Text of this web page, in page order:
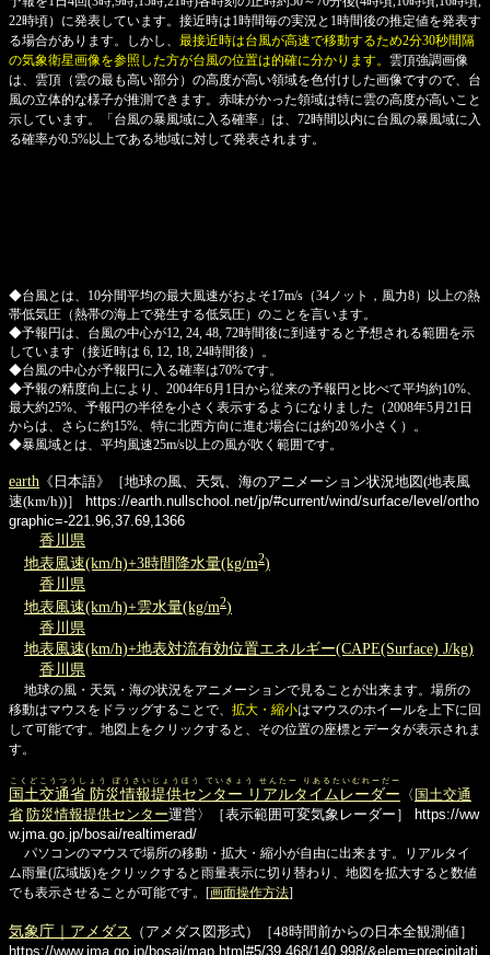
22時頃）に発表しています。接近時は1時間毎の実況と1時間後の推定値を発表す
る場合があります。しかし、 最接近時は台風が高速で移動するため2分30秒間隔
の気象衛星画像を参照した方が台風の位置は的確に分かります。 雲頂強調画像
は、雲頂（雲の最も高い部分）の高度が高い領域を色付けした画像ですので、台
風の立体的な様子が推測できます。赤味がかった領域は特に雲の高度が高いこと
示しています。「台風の暴風域に入る確率」は、72時間以内に台風の暴風域に入
る確率が0.5%以上である地域に対して発表されます。
◆台風とは、10分間平均の最大風速がおよそ17m/s（34ノット，風力8）以上の熱
帯低気圧（熱帯の海上で発生する低気圧）のことを言います。
◆予報円は、台風の中心が12, 24, 48, 72時間後に到達すると予想される範囲を示
しています（接近時は 6, 12, 18, 24時間後）。
◆台風の中心が予報円に入る確率は70%です。
◆予報の精度向上により、2004年6月1日から従来の予報円と比べて平均約10%、
最大約25%、予報円の半径を小さく表示するようになりました（2008年5月21日
からは、さらに約15%、特に北西方向に進む場合には約20％小さく）。
◆暴風域とは、平均風速25m/s以上の風が吹く範囲です。
earth 《日本語》［地球の風、天気、海のアニメーション状況地図(地表風
速(km/h))］
https://earth.nullschool.net/jp/#current/wind/surface/level/ortho
graphic=-221.96,37.69,1366
香川県
地表風速(km/h)+3時間降水量(kg/m2)
香川県
地表風速(km/h)+雲水量(kg/m2)
香川県
地表風速(km/h)+地表対流有効位置エネルギー(CAPE(Surface) J/kg)
香川県
地球の風・天気・海の状況をアニメーションで見ることが出来ます。場所の
移動はマウスをドラッグすることで、 拡大・縮小はマウスのホイールを上下に回
して可能です。地図上をクリックすると、その位置の座標とデータが表示されま
す。
国土交通省 防災情報提供センター リアルタイムレーダー
こくどこうつうしょう ぼうさいじょうほう ていきょう せんたー りあるたいむれーだー
〈 国土交通
省 防災情報提供センター運営〉［表示範囲可変気象レーダー］
https://ww
w.jma.go.jp/bosai/realtimerad/
パソコンのマウスで場所の移動・拡大・縮小が自由に出来ます。リアルタイ
ム雨量(広域版)をクリックすると雨量表示に切り替わり、地図を拡大すると数値
でも表示させることが可能です。[画面操作方法]
気象庁｜アメダス
（アメダス図形式）［48時間前からの日本全観測値］
https://www.jma.go.jp/bosai/map.html#5/39.468/140.998/&elem=precipitati